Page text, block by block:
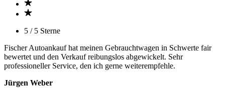
5 / 5 Sterne
Fischer Autoankauf hat meinen Gebrauchtwagen in Schwerte fair
bewertet und den Verkauf reibungslos abgewickelt. Sehr
professioneller Service, den ich gerne weiterempfehle.
Jürgen Weber